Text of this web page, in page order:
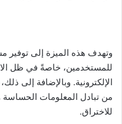
وتهدف هذه الميزة إلى
للمستخدمين، خاصةً في ظل
الإلكترونية. وبالإضافة إلى
من تبادل المعلومات
للاختراق.